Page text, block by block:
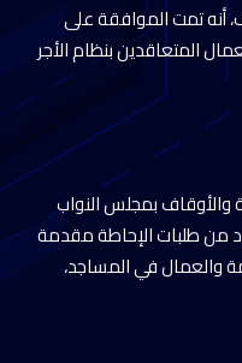
أنه تمت الموافقة على
المتعاقدين بنظام الأجر
والأوقاف بمجلس النواب
من طلبات الإحاطة مقدمة
والعمال في المساجد،